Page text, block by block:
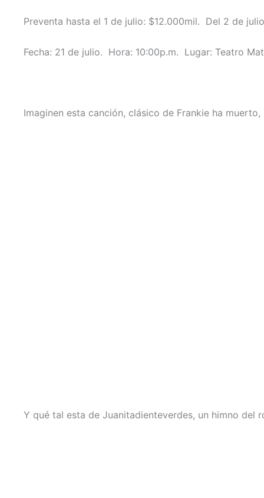
Preventa hasta el 1 de julio: $12.000mil. Del 2 de
Fecha: 21 de julio. Hora: 10:00p.m. Lugar: Teatro
Imaginen esta canción, clásico de Frankie ha
Y qué tal esta de Juanitadienteverdes, un himno del